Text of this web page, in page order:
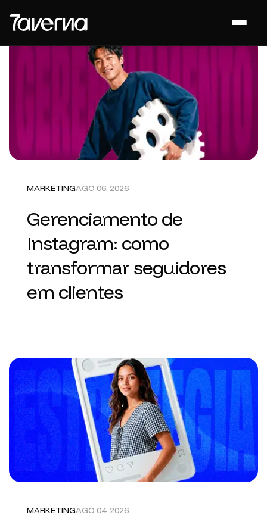
MARKETINGAGO 06, 2026
Gerenciamento de
Instagram: como
transformar seguidores
em clientes
MARKETINGAGO 04, 2026